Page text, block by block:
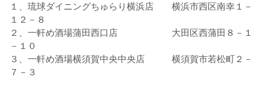
１、琉球ダイニングちゅらり横浜店 横浜市西区南幸１－
１２－８
２、一軒め酒場蒲田西口店 大田区西蒲田８－１
－１０
３、一軒め酒場横須賀中央中央店 横須賀市若松町２－
７－３